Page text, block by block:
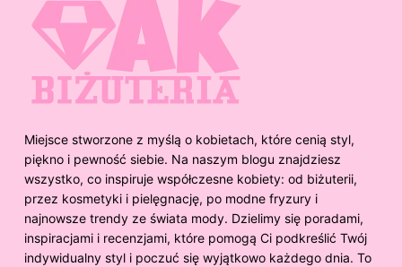
Miejsce stworzone z myślą o kobietach, które cenią styl,
piękno i pewność siebie. Na naszym blogu znajdziesz
wszystko, co inspiruje współczesne kobiety: od biżuterii,
przez kosmetyki i pielęgnację, po modne fryzury i
najnowsze trendy ze świata mody. Dzielimy się poradami,
inspiracjami i recenzjami, które pomogą Ci podkreślić Twój
indywidualny styl i poczuć się wyjątkowo każdego dnia. To